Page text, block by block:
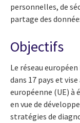
personnelles, de
partage des
Objectifs
Le réseau européen
dans 17 pays et
européenne (UE)
en vue de
stratégies de